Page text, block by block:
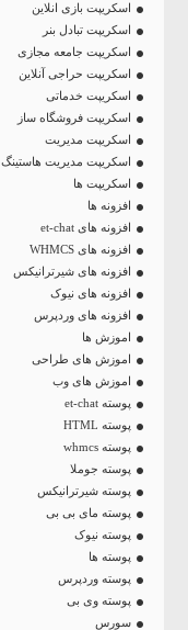
اسکریپت بازی انلاین
اسکریپت تبادل بنر
اسکریپت جامعه مجازی
اسکریپت حراجی آنلاین
اسکریپت خدماتی
اسکریپت فروشگاه ساز
اسکریپت مدیریت
اسکریپت مدیریت هاستینگ
اسکریپت ها
افزونه ها
افزونه های et-chat
افزونه های WHMCS
افزونه های شیرترانیکس
افزونه های نیوک
افزونه های وردپرس
اموزش ها
اموزش های طراحی
اموزش های وب
پوسته et-chat
پوسته HTML
پوسته whmcs
پوسته جوملا
پوسته شیرترانیکس
پوسته مای بی بی
پوسته نیوک
پوسته ها
پوسته وردپرس
پوسته وی بی
سورس